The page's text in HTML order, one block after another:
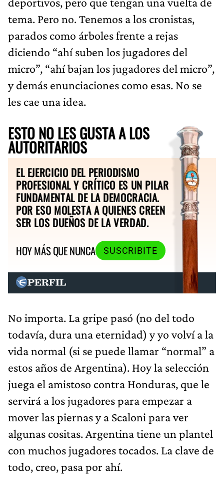
tema. Pero no. Tenemos a los cronistas,
parados como árboles frente a rejas
diciendo “ahí suben los jugadores del
micro”, “ahí bajan los jugadores del micro”,
y demás enunciaciones como esas. No se
les cae una idea.
ESTO NO LES GUSTA A LOS
AUTORITARIOS
EL EJERCICIO DEL PERIODISMO
PROFESIONAL Y CRÍTICO ES UN PILAR
FUNDAMENTAL DE LA DEMOCRACIA.
POR ESO MOLESTA A QUIENES CREEN
SER LOS DUEÑOS DE LA VERDAD.
HOY MÁS QUE NUNCA
SUSCRIBITE
No importa. La gripe pasó (no del todo
todavía, dura una eternidad) y yo volví a la
vida normal (si se puede llamar “normal” a
estos años de Argentina). Hoy la selección
juega el amistoso contra Honduras, que le
servirá a los jugadores para empezar a
mover las piernas y a Scaloni para ver
algunas cositas. Argentina tiene un plantel
con muchos jugadores tocados. La clave de
todo, creo, pasa por ahí.